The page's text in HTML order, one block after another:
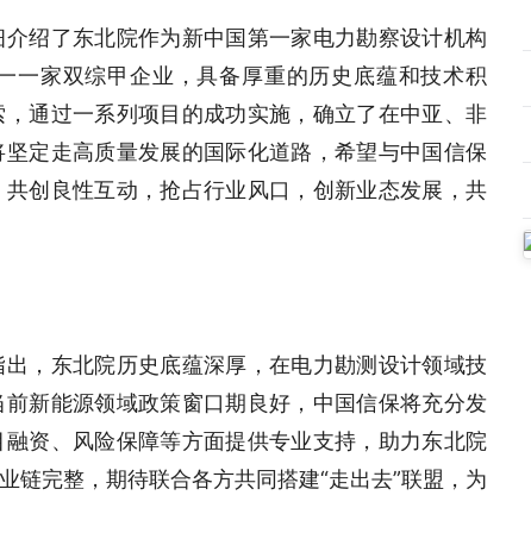
绍了东北院作为新中国第一家电力勘察设计机构
一家双综甲企业，具备厚重的历史底蕴和技术积
通过一系列项目的成功实施，确立了在中亚、非
定走高质量发展的国际化道路，希望与中国信保
创良性互动，抢占行业风口，创新业态发展，共
，东北院历史底蕴深厚，在电力勘测设计领域技
新能源领域政策窗口期良好，中国信保将充分发
资、风险保障等方面提供专业支持，助力东北院
链完整，期待联合各方共同搭建“走出去”联盟，为